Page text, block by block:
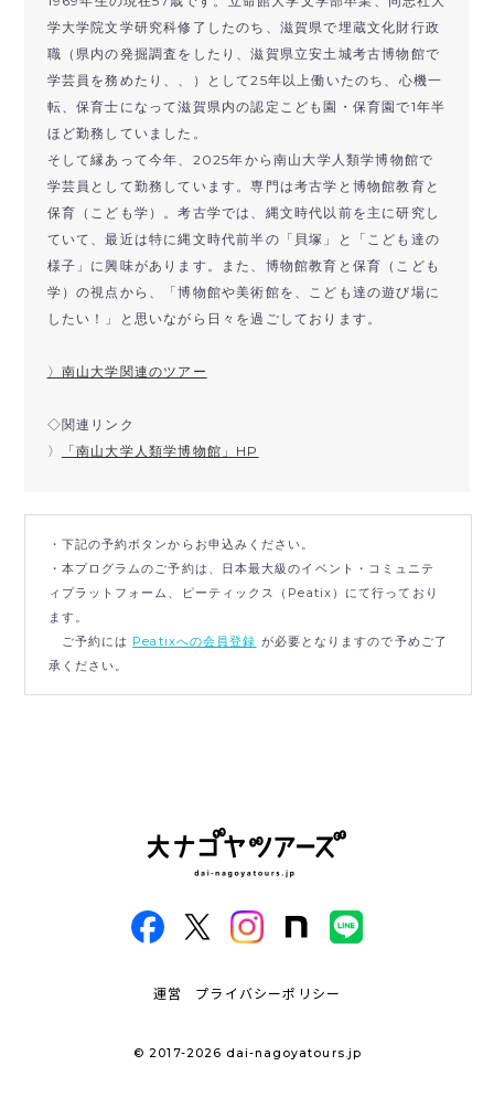
学大学院文学研究科修了したのち、滋賀県で埋蔵文化財行政
職（県内の発掘調査をしたり、滋賀県立安土城考古博物館で
学芸員を務めたり、、）として25年以上働いたのち、心機一
転、保育士になって滋賀県内の認定こども園・保育園で1年半
ほど勤務していました。
そして縁あって今年、2025年から南山大学人類学博物館で
学芸員として勤務しています。専門は考古学と博物館教育と
保育（こども学）。考古学では、縄文時代以前を主に研究し
ていて、最近は特に縄文時代前半の「貝塚」と「こども達の
様子」に興味があります。また、博物館教育と保育（こども
学）の視点から、「博物館や美術館を、こども達の遊び場に
したい！」と思いながら日々を過ごしております。
〉南山大学関連のツアー
◇関連リンク
〉
「南山大学人類学博物館」HP
・下記の予約ボタンからお申込みください。
・本プログラムのご予約は、日本最大級のイベント・コミュニテ
ィプラットフォーム、ピーティックス（Peatix）にて行っており
ます。
ご予約には Peatixへの会員登録 が必要となりますので予めご了
承ください。
運営 プライバシーポリシー
© 2017-2026 dai-nagoyatours.jp